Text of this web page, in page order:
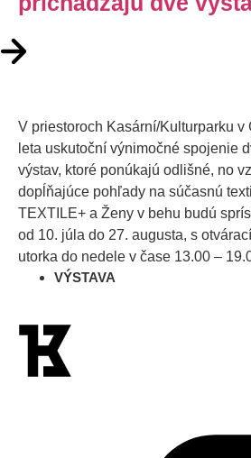
V priestoroch Kasární/Kulturparku v
leta uskutoční výnimočné spojenie
výstav, ktoré ponúkajú odlišné, no
dopĺňajúce pohľady na súčasnú
TEXTILE+ a Ženy v behu budú
od 10. júla do 27. augusta, s
utorka do nedele v čase 13.00 –
VÝSTAVA